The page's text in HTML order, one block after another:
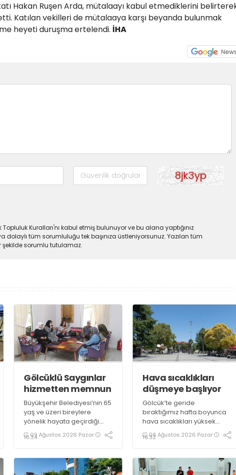
Hakan Ruşen Arda, mütalaayı kabul etmediklerini
Katılan vekilleri de mütalaaya karşı beyanda bulunmak
heyeti duruşma ertelendi. İHA
Kuralları'nı kabul etmiş bulunuyor ve bu alana yaptığınız
tüm sorumluluğu tek başınıza üstleniyorsunuz. Yazılan tüm
sorumlu tutulamaz.
Gölcüklü Saygınlar
hizmetten memnun
Büyükşehir Belediyesi’nin 65
yaş ve üzeri bireylere
yönelik hayata geçirdiği
“Saygınlar Kulübü”, İzmit’in
ardından Gölcük’te hizmete
hizmetlerden
memnuniyetlerini ifade etti
09 Ağustos 2026 Pazar
16:34
Hava sıcaklıkları
düşmeye başlıyor
Gölcük’te geride
bıraktığımız hafta boyunca
hava sıcaklıkları yüksek
seviyelerde seyretmiş,
güneşli hava özellikle öğle
zor anlar yaşatmıştı. Yeni
haftada sıcaklıkların bir
09 Ağustos 2026 Pazar
16:32